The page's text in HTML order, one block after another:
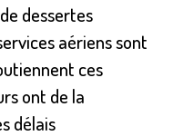
dessertes
aériens sont
ces
ont de la
délais